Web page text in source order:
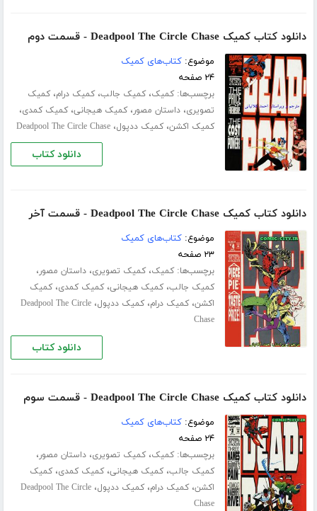
دانلود کتاب کمیک Deadpool The Circle Chase - قسمت دوم
موضوع:کتاب‌های کمیک
۲۴ صفحه
برچسب‌ها:کمیک،کمیک جالب،کمیک درام،کمیک
تصویری،داستان مصور،کمیک هیجانی،کمیک کمدی،
کمیک اکشن،کمیک ددپول،Deadpool The Circle Chase
دانلود کتاب
دانلود کتاب کمیک Deadpool The Circle Chase - قسمت آخر
موضوع:کتاب‌های کمیک
۲۳ صفحه
برچسب‌ها:کمیک،کمیک تصویری،داستان مصور،
کمیک جالب،کمیک هیجانی،کمیک کمدی،کمیک
اکشن،کمیک درام،کمیک ددپول،Deadpool The Circle
Chase
دانلود کتاب
دانلود کتاب کمیک Deadpool The Circle Chase - قسمت سوم
موضوع:کتاب‌های کمیک
۲۴ صفحه
برچسب‌ها:کمیک،کمیک تصویری،داستان مصور،
کمیک جالب،کمیک هیجانی،کمیک کمدی،کمیک
اکشن،کمیک درام،کمیک ددپول،Deadpool The Circle
Chase